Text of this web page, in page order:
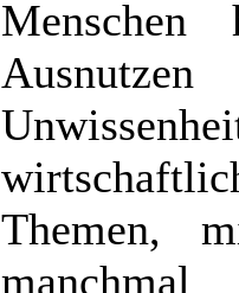
Themen,